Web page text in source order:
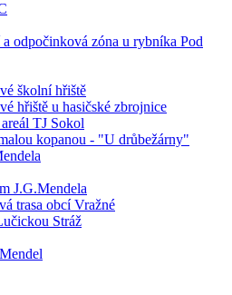
a odpočinková zóna u rybníka Pod
školní hřiště
hřiště u hasičské zbrojnice
TJ Sokol
kopanou - "U drůbežárny"
J.G.Mendela
trasa obcí Vražné
Stráž